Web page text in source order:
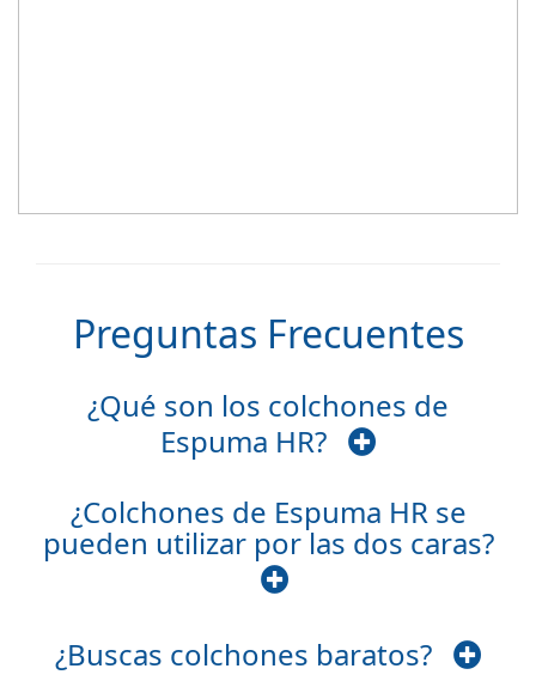
Preguntas Frecuentes
¿Qué son los colchones de
Espuma HR?
¿Colchones de Espuma HR se
pueden utilizar por las dos caras?
¿Buscas colchones baratos?